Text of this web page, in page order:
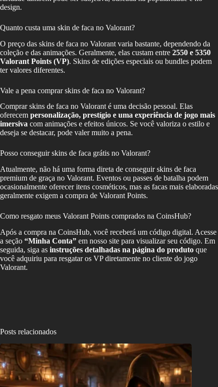
design.
Quanto custa uma skin de faca no Valorant?
O preço das skins de faca no Valorant varia bastante, dependendo da
coleção e das animações. Geralmente, elas custam entre 2550 e 5350
Valorant Points (VP). Skins de edições especiais ou bundles podem
ter valores diferentes.
Vale a pena comprar skins de faca no Valorant?
Comprar skins de faca no Valorant é uma decisão pessoal. Elas
oferecem personalização, prestígio e uma experiência de jogo mais
imersiva com animações e efeitos únicos. Se você valoriza o estilo e
deseja se destacar, pode valer muito a pena.
Posso conseguir skins de faca grátis no Valorant?
Atualmente, não há uma forma direta de conseguir skins de faca
premium de graça no Valorant. Eventos ou passes de batalha podem
ocasionalmente oferecer itens cosméticos, mas as facas mais elaboradas
geralmente exigem a compra de Valorant Points.
Como resgato meus Valorant Points comprados na CoinsHub?
Após a compra na CoinsHub, você receberá um código digital. Acesse
a seção “Minha Conta” em nosso site para visualizar seu código. Em
seguida, siga as instruções detalhadas na página do produto que
você adquiriu para resgatar os VP diretamente no cliente do jogo
Valorant.
Posts relacionados